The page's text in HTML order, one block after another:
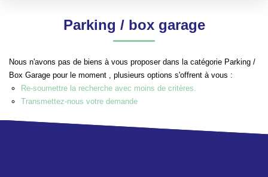
VOTRE AGENCE
Votre Équipe
Créer une alerte
Parking / box garage
Nous n'avons pas de biens à vous proposer dans la catégorie Parking /
Box Garage pour le moment , plusieurs options s'offrent à vous :
Re-soumettre la recherche avec moins de critères.
Transmettez-nous votre demande